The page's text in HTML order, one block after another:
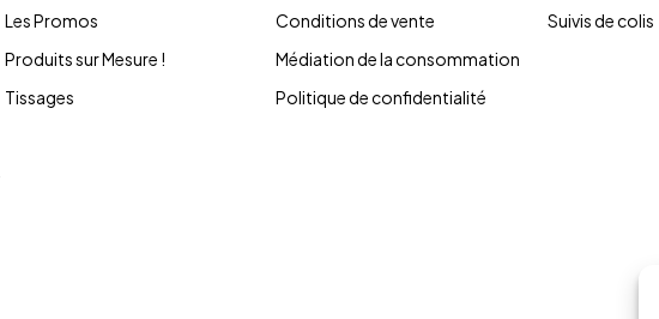
Les Promos
Produits sur Mesure !
Tissages
Conditions de vente
Médiation de la consommation
Politique de confidentialité
Suivis de colis